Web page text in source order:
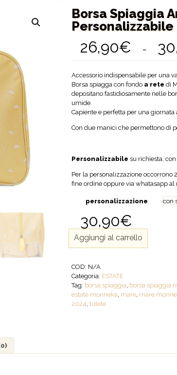
Borsa Spiaggia
Personalizzabile
26,90€ -
Accessorio indispensabile per una
Borsa spiagga con fondo a rete di
depositano fastidiosamente nelle
umide.
Capiente e perfetta per una giornata
Con due manici che permettono di
Personalizzabile su richiesta,
Per la personalizzazione
fine ordine oppure via whatasapp
personalizzazione
30,90€
Spiaggia
Penguins
-
Personalizzabile
quantità
Aggiungi al carrello
COD: N/A
Categoria: ESTATE
Tag: borsa spiaggia borsa spiaggia
estate monneka mare, mare
2024 tutete